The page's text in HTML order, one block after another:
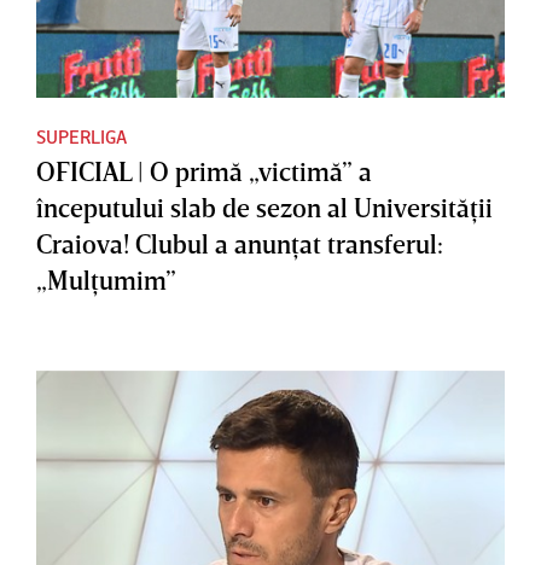
SUPERLIGA
OFICIAL | O primă „victimă” a
începutului slab de sezon al Universităţii
Craiova! Clubul a anunţat transferul:
„Mulţumim”